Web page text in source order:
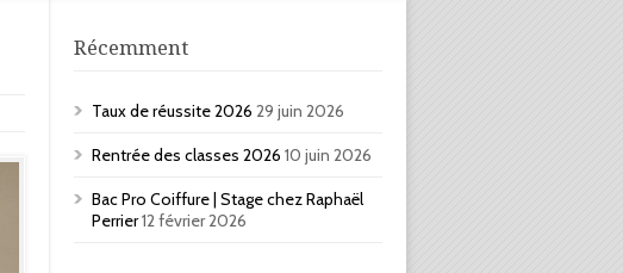
Récemment
Taux de réussite 2026 29 juin 2026
Rentrée des classes 2026 10 juin 2026
Bac Pro Coiffure | Stage chez Raphaël
Perrier12 février 2026